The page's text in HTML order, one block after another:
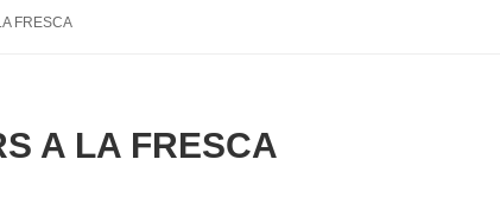
FRESCA
A LA FRESCA